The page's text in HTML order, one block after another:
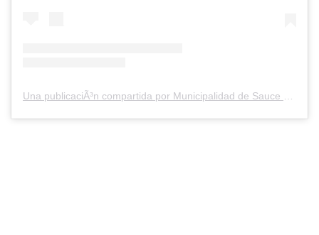
Una publicaciÃ³n compartida por Municipalidad de Sauce Viejo (@munisauceviejo)